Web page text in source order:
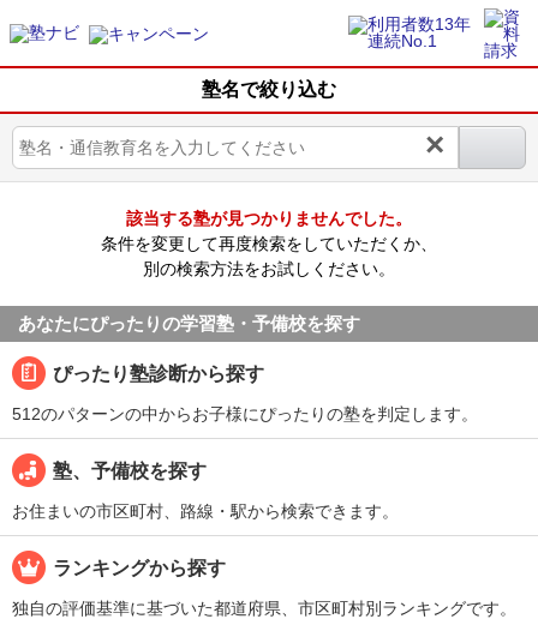
塾名で絞り込む
×
該当する塾が見つかりませんでした。
条件を変更して再度検索をしていただくか、
別の検索方法をお試しください。
あなたにぴったりの学習塾・予備校を探す
ぴったり塾診断から探す
512のパターンの中からお子様にぴったりの塾を判定します。
塾、予備校を探す
お住まいの市区町村、路線・駅から検索できます。
ランキングから探す
独自の評価基準に基づいた都道府県、市区町村別ランキングです。